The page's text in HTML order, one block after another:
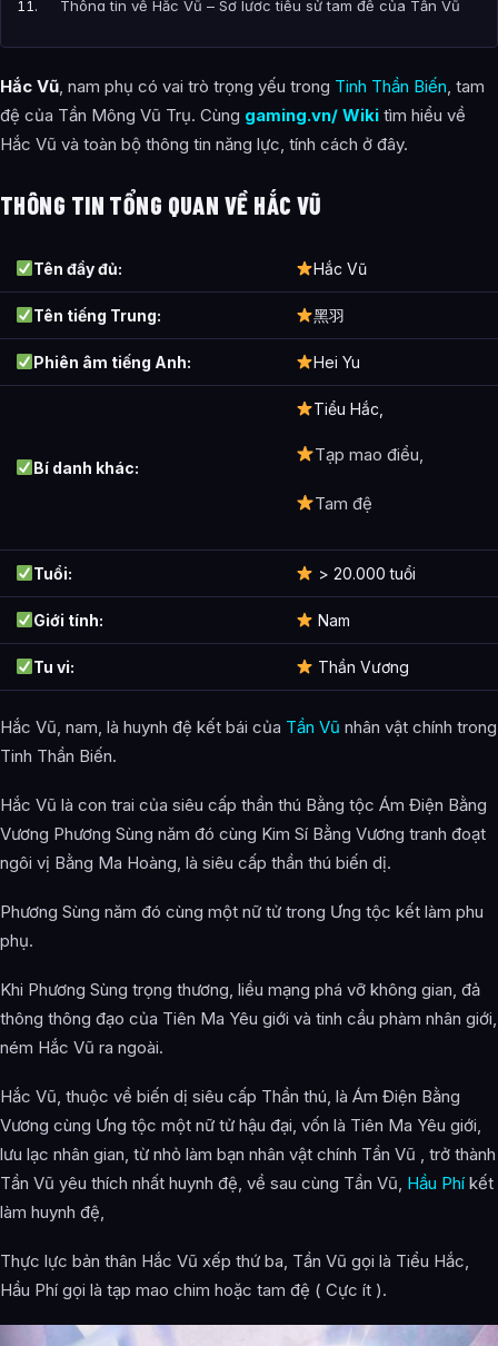
Thông tin về Hắc Vũ – Sơ lược tiểu sử tam đệ của Tần Vũ
Hắc Vũ , nam phụ có vai trò trọng yếu trong Tinh Thần Biến , tam
đệ của Tần Mông Vũ Trụ. Cùng gaming.vn/ Wiki tìm hiểu về
Hắc Vũ và toàn bộ thông tin năng lực, tính cách ở đây.
THÔNG TIN TỔNG QUAN VỀ HẮC VŨ
Tên đầy đủ: Hắc Vũ
Tên tiếng Trung: 黑羽
Phiên âm tiếng Anh: Hei Yu
Bí danh khác:
Tiểu Hắc,
Tạp mao điểu,
Tam đệ
Tuổi: > 20.000 tuổi
Giới tính: Nam
Tu vi: Thần Vương
Hắc Vũ, nam, là huynh đệ kết bái của Tần Vũ nhân vật chính trong
Tinh Thần Biến.
Hắc Vũ là con trai của siêu cấp thần thú Bằng tộc Ám Điện Bằng
Vương Phương Sùng năm đó cùng Kim Sí Bằng Vương tranh đoạt
ngôi vị Bằng Ma Hoàng, là siêu cấp thần thú biến dị.
Phương Sùng năm đó cùng một nữ tử trong Ưng tộc kết làm phu
phụ.
Khi Phương Sùng trọng thương, liều mạng phá vỡ không gian, đả
thông thông đạo của Tiên Ma Yêu giới và tinh cầu phàm nhân giới,
ném Hắc Vũ ra ngoài.
Hắc Vũ, thuộc về biến dị siêu cấp Thần thú, là Ám Điện Bằng
Vương cùng Ưng tộc một nữ tử hậu đại, vốn là Tiên Ma Yêu giới,
lưu lạc nhân gian, từ nhỏ làm bạn nhân vật chính Tần Vũ , trở thành
Tần Vũ yêu thích nhất huynh đệ, về sau cùng Tần Vũ, Hầu Phí kết
làm huynh đệ,
Thực lực bản thân Hắc Vũ xếp thứ ba, Tần Vũ gọi là Tiểu Hắc,
Hầu Phí gọi là tạp mao chim hoặc tam đệ ( Cực ít ).